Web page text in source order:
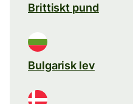
Brittiskt pund
Bulgarisk lev